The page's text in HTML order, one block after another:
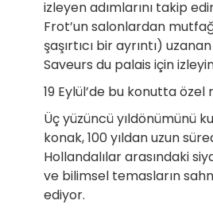
izleyen adımlarını takip
Frot’un salonlardan
şaşırtıcı bir ayrıntı)
Saveurs du palais için
19 Eylül’de bu konutta özel
Üç yüzüncü yıldönümünü
konak, 100 yıldan uzun
Hollandalılar arasındaki
ve bilimsel temasların
ediyor.